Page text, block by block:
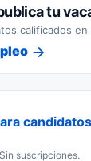
tu
calificados
candidatos
suscripciones.